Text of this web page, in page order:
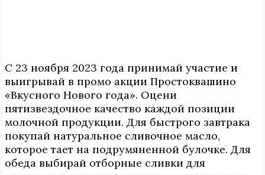
С 23 ноября 2023 года принимай участие и
выигрывай в промо акции Простоквашино
«Вкусного Нового года». Оцени
пятизвездочное качество каждой позиции
молочной продукции. Для быстрого завтрака
покупай натуральное сливочное масло,
которое тает на подрумяненной булочке. Для
обеда выбирай отборные сливки для